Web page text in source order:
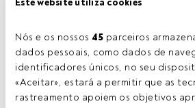
Nós e os nossos 45 parceiros
dados pessoais, como dados de
identificadores únicos, no seu
«Aceitar», estará a permitir que as
rastreamento apoiem os objetivos
Daniele Scilingo. Créditos: Cedida (Mirabaud
Tempo de leitura:5 min.